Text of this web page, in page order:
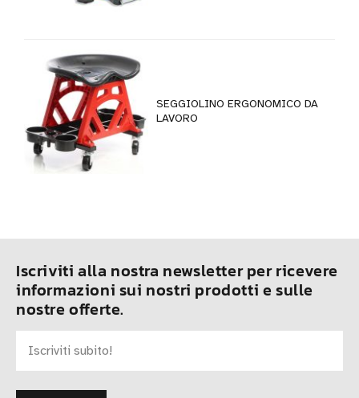
SEGGIOLINO ERGONOMICO DA
LAVORO
Iscriviti alla nostra newsletter per ricevere
informazioni sui nostri prodotti e sulle
nostre offerte.